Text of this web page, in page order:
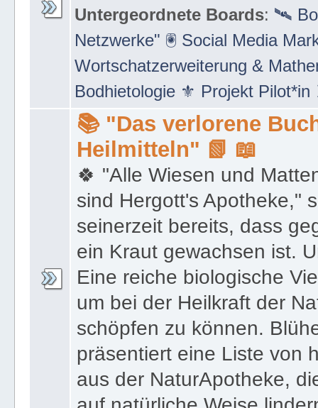
Untergeordnete Boards: 🛰
Netzwerke" 🖲 Social Media
Wortschatzerweiterung &
Bodhietologie ⚜ Projekt
📚 "Das verlorene
Heilmitteln" 📗 📖
🍀 "Alle Wiesen und
sind Hergott's Apotheke,"
seinerzeit bereits, dass
ein Kraut gewachsen ist.
Eine reiche biologische
um bei der Heilkraft der
schöpfen zu können.
präsentiert eine Liste von
aus der NaturApotheke,